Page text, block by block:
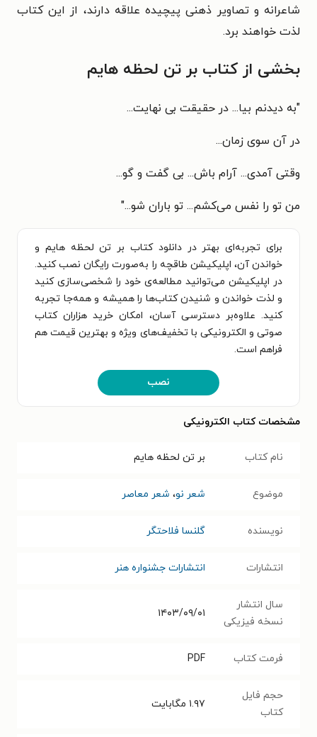
شاعرانه و تصاویر ذهنی پیچیده علاقه دارند، از این کتاب
لذت خواهند برد.
بخشی از کتاب بر تن لحظه هایم
"به دیدنم بيا... در حقیقت بی نهایت...
در آن سوی زمان...
وقتی آمدی... آرام باش... بی گفت و گو...
من تو را نفس می‌کشم... تو باران شو..."
برای تجربه‌ای بهتر در دانلود کتاب بر تن لحظه هایم و
خواندن آن، اپلیکیشن طاقچه را به‌صورت رایگان نصب کنید.
در اپلیکیشن می‌توانید مطالعه‌ی خود را شخصی‌سازی کنید
و لذت خواندن و شنیدن کتاب‌ها را همیشه و همه‌جا تجربه
کنید. علاوه‌بر دسترسی آسان، امکان خرید هزاران کتاب
صوتی و الکترونیکی با تخفیف‌های ویژه و بهترین قیمت هم
فراهم است.
نصب
مشخصات کتاب الکترونیکی
نام کتاب بر تن لحظه هایم
موضوع شعر نو، شعر معاصر
نویسنده گلنسا فلاحتگر
انتشارات انتشارات جشنواره هنر
سال انتشار
نسخه فیزیکی
۱۴۰۳/۰۹/۰۱
فرمت کتاب PDF
حجم فایل
کتاب
۱.۹۷ مگابایت